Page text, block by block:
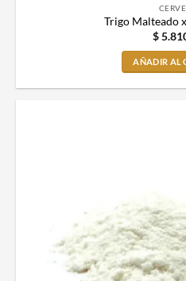
Trigo Malteado
$
AÑADIR AL